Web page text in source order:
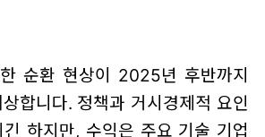
순환 현상이 2025년 후반까지
합니다. 정책과 거시경제적 요인
하지만, 수익은 주요 기술 기업